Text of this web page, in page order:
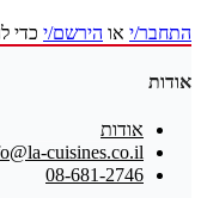
התחבר/י או הירשם/י כדי
אודות
אודות
cuisines.co.il
08-681-2746